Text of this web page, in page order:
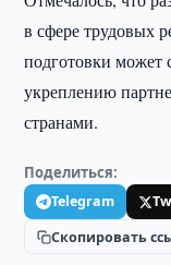
в сфере трудовых
подготовки может
укреплению
странами.
Поделиться:
Telegram
Скопировать